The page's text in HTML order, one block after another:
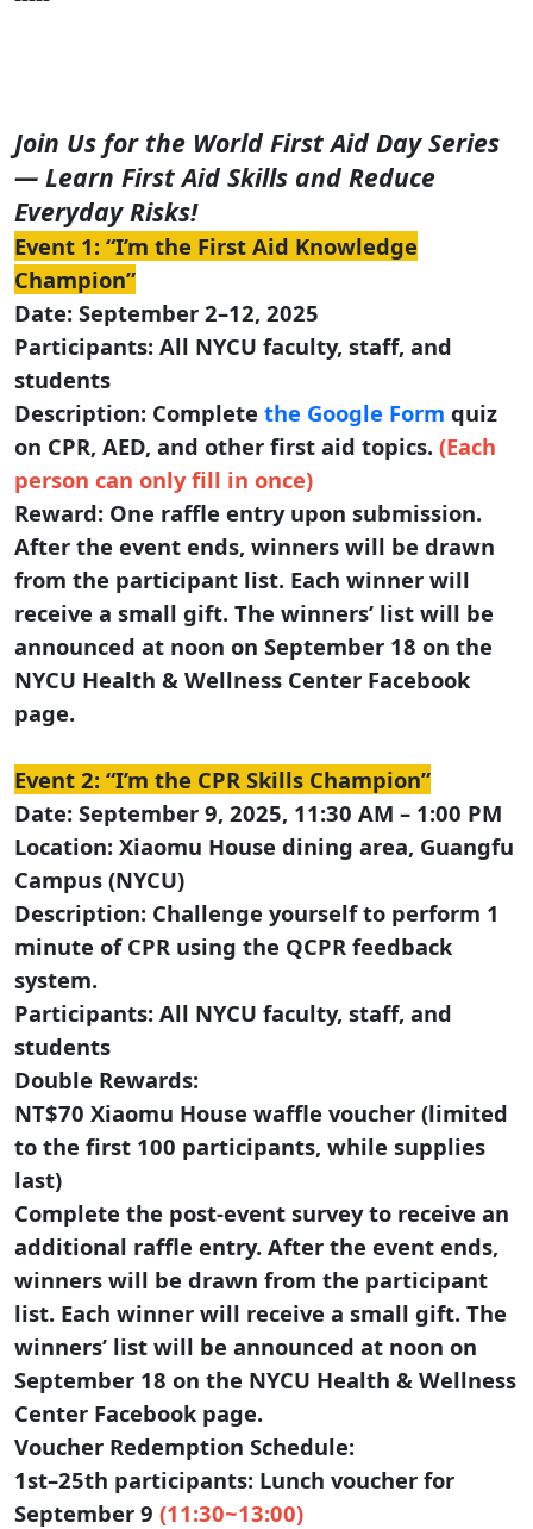
Join Us for the World First Aid Day Series
— Learn First Aid Skills and Reduce
Everyday Risks!
Event 1: “I’m the First Aid Knowledge
Champion”
Date: September 2–12, 2025
Participants: All NYCU faculty, staff, and
students
Description: Complete the Google Form quiz
on CPR, AED, and other first aid topics. (Each
person can only fill in once)
Reward: One raffle entry upon submission.
After the event ends, winners will be drawn
from the participant list. Each winner will
receive a small gift. The winners’ list will be
announced at noon on September 18 on the
NYCU Health & Wellness Center Facebook
page.
Event 2: “I’m the CPR Skills Champion”
Date: September 9, 2025, 11:30 AM – 1:00 PM
Location: Xiaomu House dining area, Guangfu
Campus (NYCU)
Description: Challenge yourself to perform 1
minute of CPR using the QCPR feedback
system.
Participants: All NYCU faculty, staff, and
students
Double Rewards:
NT$70 Xiaomu House waffle voucher (limited
to the first 100 participants, while supplies
last)
Complete the post-event survey to receive an
additional raffle entry. After the event ends,
winners will be drawn from the participant
list. Each winner will receive a small gift. The
winners’ list will be announced at noon on
September 18 on the NYCU Health & Wellness
Center Facebook page.
Voucher Redemption Schedule:
1st–25th participants: Lunch voucher for
September 9 (11:30~13:00)